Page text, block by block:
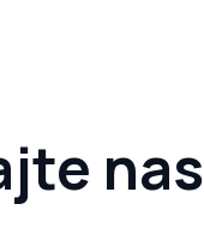
nas